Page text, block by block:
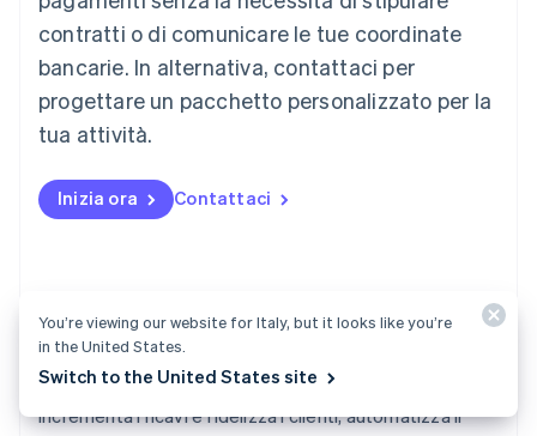
contratti o di comunicare le tue coordinate
bancarie. In alternativa, contattaci per
progettare un pacchetto personalizzato per la
tua attività.
Inizia ora Contattaci
Billing
Incrementa i ricavi e fidelizza i clienti, automatizza il
Malaysia
English 简体中文
Malta
Messico
EspañolEnglish
English
Nuova Zelanda
English
Portogallo
PortuguêsEnglish
English简体中文
You’re viewing our website for Italy, but it looks like you’re
in the United States.
Switch to the United States site